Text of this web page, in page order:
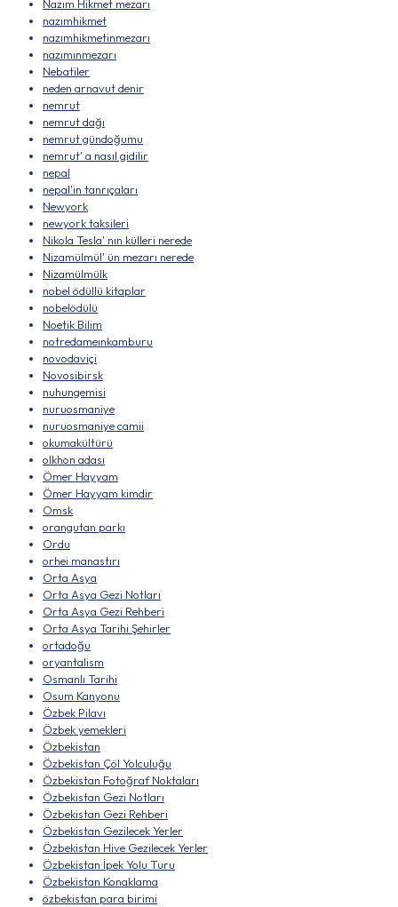
Nazım Hikmet mezarı
nazımhikmet
nazımhikmetinmezarı
nazımınmezarı
Nebatiler
neden arnavut denir
nemrut
nemrut dağı
nemrut gündoğumu
nemrut' a nasıl gidilir
nepal
nepal'in tanrıçaları
Newyork
newyork taksileri
Nikola Tesla' nın külleri nerede
Nizamülmül' ün mezarı nerede
Nizamülmülk
nobel ödüllü kitaplar
nobelödülü
Noetik Bilim
notredameınkamburu
novodaviçi
Novosibirsk
nuhungemisi
nuruosmaniye
nuruosmaniye camii
okumakültürü
olkhon adası
Ömer Hayyam
Ömer Hayyam kimdir
Omsk
orangutan parkı
Ordu
orhei manastırı
Orta Asya
Orta Asya Gezi Notları
Orta Asya Gezi Rehberi
Orta Asya Tarihi Şehirler
ortadoğu
oryantalism
Osmanlı Tarihi
Osum Kanyonu
Özbek Pilavı
Özbek yemekleri
Özbekistan
Özbekistan Çöl Yolculuğu
Özbekistan Fotoğraf Noktaları
Özbekistan Gezi Notları
Özbekistan Gezi Rehberi
Özbekistan Gezilecek Yerler
Özbekistan Hive Gezilecek Yerler
Özbekistan İpek Yolu Turu
Özbekistan Konaklama
özbekistan para birimi